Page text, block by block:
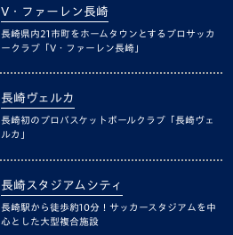
V・ファーレン長崎
長崎県内21市町をホームタウンとするプロサッカ
ークラブ「V・ファーレン長崎」
長崎ヴェルカ
長崎初のプロバスケットボールクラブ「長崎ヴェ
ルカ」
長崎スタジアムシティ
長崎駅から徒歩約10分！サッカースタジアムを中
心とした大型複合施設